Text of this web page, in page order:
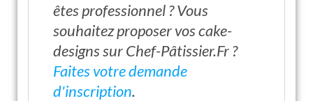
êtes professionnel ? Vous
souhaitez proposer vos cake-
designs sur Chef-Pâtissier.Fr ?
Faites votre demande
d'inscription.